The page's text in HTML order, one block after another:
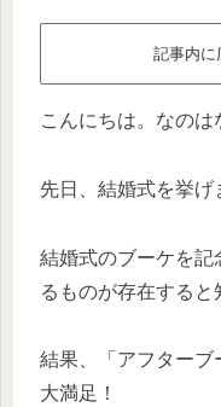
記事内に
こんにちは。なのは
先日、結婚式を挙げ
結婚式のブーケを記
るものが存在すると
結果、「アフターブ
大満足！